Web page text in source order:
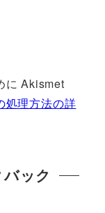
に Akismet
処理方法の詳
ック